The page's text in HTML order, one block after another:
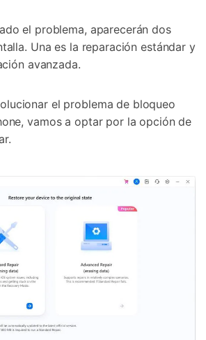
el problema, aparecerán dos
Una es la reparación estándar y
avanzada.
el problema de bloqueo
vamos a optar por la opción de